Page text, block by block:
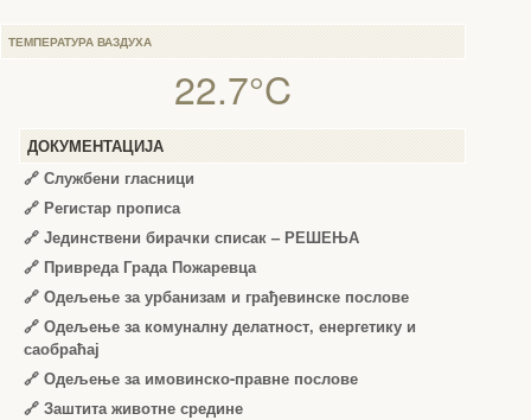
ТЕМПЕРАТУРА ВАЗДУХА
22.7°C
ДОКУМЕНТАЦИЈА
🔗 Службени гласници
🔗 Регистар прописа
🔗 Јединствени бирачки списак – РЕШЕЊА
🔗 Привреда Града Пожаревца
🔗 Одељење за урбанизам и грађевинске послове
🔗 Одељење за комуналну делатност, енергетику и
саобраћај
🔗 Одељење за имовинско-правне послове
🔗 Заштита животне средине